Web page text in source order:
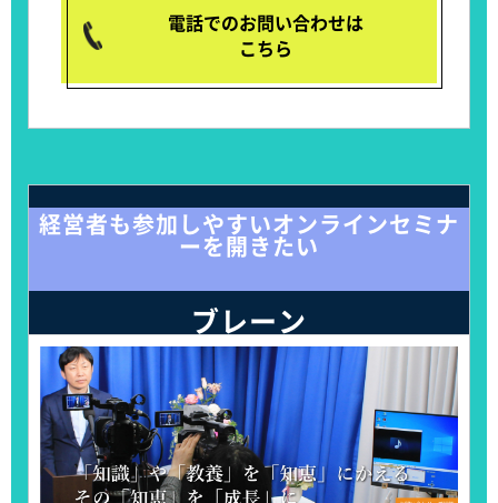
電話でのお問い合わせは
こちら
経営者も参加しやすいオンラインセミナ
ーを開きたい
ブレーン